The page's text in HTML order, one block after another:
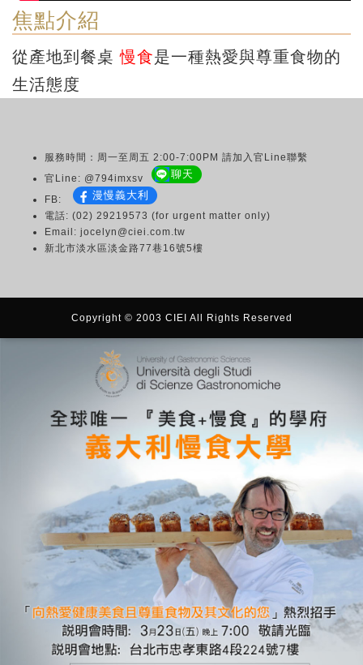
焦點介紹
從產地到餐桌慢食是一種熱愛與尊重食物的
生活態度
服務時間：周一至周五 2:00-7:00PM 請加入官Line聯繫
官Line: @794imxsv
聊天
FB: 漫慢義大利
電話: (02) 29219573 (for urgent matter only)
Email: jocelyn@ciei.com.tw
新北市淡水區淡金路77巷16號5樓
Copyright © 2003 CIEI All Rights Reserved